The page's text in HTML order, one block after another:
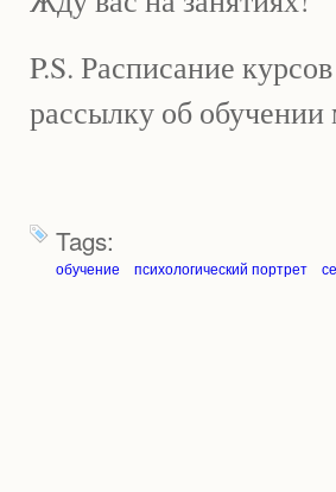
P.S. Расписание
рассылку об
Tags:
обучение психологический портрет